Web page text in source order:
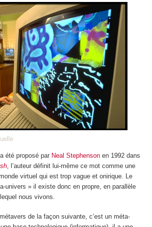
été proposé par Neal Stephensonen 1992 dans
, l’auteur définit lui-même ce mot comme une
virtuel qui est trop vague et onirique. Le
univers » il existe donc en propre, en parallèle
nous vivons.
de la façon suivante, c’est un méta-